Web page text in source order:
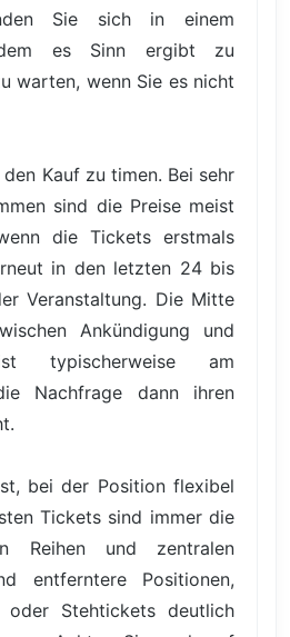
Sie sich in einem
es Sinn ergibt zu
warten, wenn Sie es nicht
Kauf zu timen. Bei sehr
sind die Preise meist
die Tickets erstmals
in den letzten 24 bis
Veranstaltung. Die Mitte
Ankündigung und
typischerweise am
Nachfrage dann ihren
bei der Position flexibel
Tickets sind immer die
Reihen und zentralen
entferntere Positionen,
oder Stehtickets deutlich